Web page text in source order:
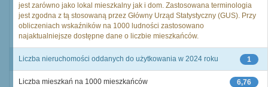
jest zarówno jako lokal mieszkalny jak i dom. Zastosowana terminologia
jest zgodna z tą stosowaną przez Główny Urząd Statystyczny (GUS). Przy
obliczeniach wskaźników na 1000 ludności zastosowano
najaktualniejsze dostępne dane o liczbie mieszkańców.
1
Liczba nieruchomości oddanych do użytkowania w 2024 roku
6,76
Liczba mieszkań na 1000 mieszkańców